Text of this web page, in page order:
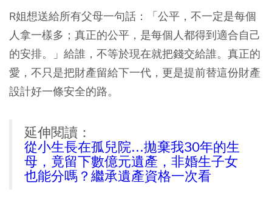
R姐想送給所有父母一句話：「公平，不一定是每個
人拿一樣多；真正的公平，是每個人都得到適合自己
的安排。」給誰，不等於現在就把錢交給誰。真正的
愛，不只是把財產留給下一代，更是提前替這份財產
設計好一條安全的路。
延伸閱讀：
從小生長在孤兒院...拋棄我30年的生
母，竟留下數億元遺產，非婚生子女
也能分嗎？繼承遺產資格一次看